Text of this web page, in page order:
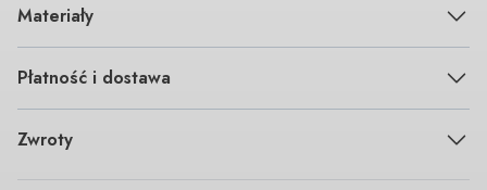
Materiały
Płatność i dostawa
Zwroty